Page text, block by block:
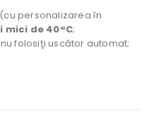
(cu personalizarea în
mici de 40°C;
folosiţi uscător automat;